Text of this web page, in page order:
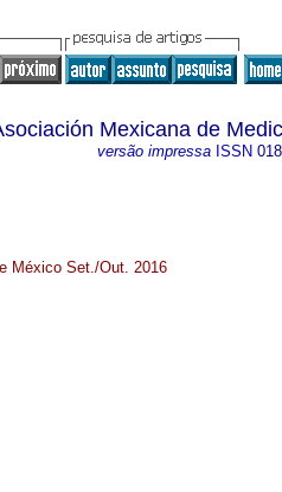
Mexicana de
versão impressaISSN
México Set./Out. 2016